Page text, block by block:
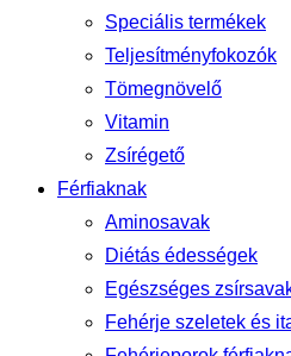
Speciális termékek
Teljesítményfokozók
Tömegnövelő
Vitamin
Zsírégető
Férfiaknak
Aminosavak
Diétás édességek
Egészséges
Fehérje szeletek és